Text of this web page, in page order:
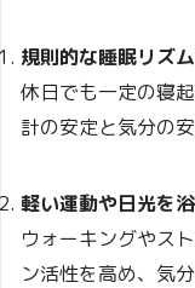
規則的な睡眠リズ
休日でも一定の寝
計の安定と気分の
軽い運動や日光を
ウォーキングやス
ン活性を高め、気